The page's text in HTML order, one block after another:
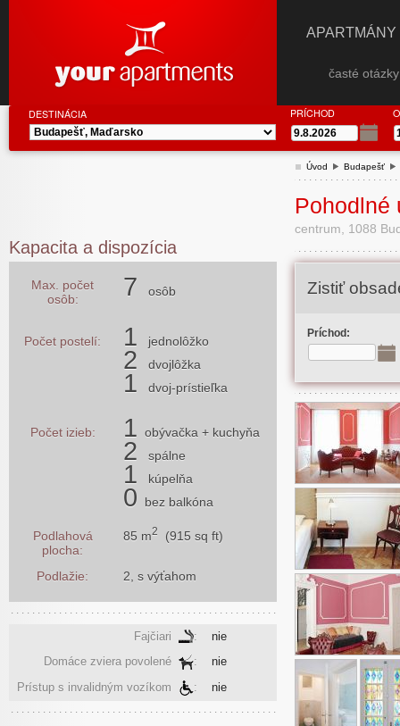
časté
DESTINÁCIA PRÍCHOD
Úvod Budapešť
Pohodlné
centrum, 1088
Zistiť
Príchod:
Kapacita a dispozícia
Max. počet
osôb:
7 osôb
Počet postelí: 1 jednolôžko
2 dvojlôžka
1 dvoj-prístieľka
Počet izieb: 1 obývačka + kuchyňa
2 spálne
1 kúpelňa
0 bez balkóna
Podlahová
plocha:
85 m2 (915 sq ft)
Podlažie: 2, s výťahom
Fajčiari :
nie
Domáce zviera povolené
:
nie
Prístup s invalidným vozíkom
: nie